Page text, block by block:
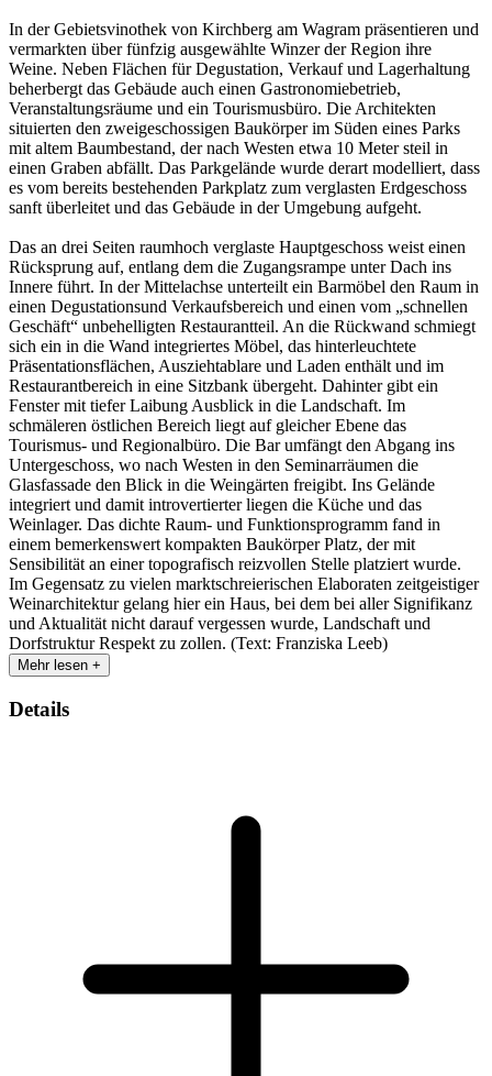
In der Gebietsvinothek von Kirchberg am Wagram präsentieren und
vermarkten über fünfzig ausgewählte Winzer der Region ihre
Weine. Neben Flächen für Degustation, Verkauf und Lagerhaltung
beherbergt das Gebäude auch einen Gastronomiebetrieb,
Veranstaltungsräume und ein Tourismusbüro. Die Architekten
situierten den zweigeschossigen Baukörper im Süden eines Parks
mit altem Baumbestand, der nach Westen etwa 10 Meter steil in
einen Graben abfällt. Das Parkgelände wurde derart modelliert, dass
es vom bereits bestehenden Parkplatz zum verglasten Erdgeschoss
sanft überleitet und das Gebäude in der Umgebung aufgeht.
Das an drei Seiten raumhoch verglaste Hauptgeschoss weist einen
Rücksprung auf, entlang dem die Zugangsrampe unter Dach ins
Innere führt. In der Mittelachse unterteilt ein Barmöbel den Raum in
einen Degustationsund Verkaufsbereich und einen vom „schnellen
Geschäft“ unbehelligten Restaurantteil. An die Rückwand schmiegt
sich ein in die Wand integriertes Möbel, das hinterleuchtete
Präsentationsflächen, Ausziehtablare und Laden enthält und im
Restaurantbereich in eine Sitzbank übergeht. Dahinter gibt ein
Fenster mit tiefer Laibung Ausblick in die Landschaft. Im
schmäleren östlichen Bereich liegt auf gleicher Ebene das
Tourismus- und Regionalbüro. Die Bar umfängt den Abgang ins
Untergeschoss, wo nach Westen in den Seminarräumen die
Glasfassade den Blick in die Weingärten freigibt. Ins Gelände
integriert und damit introvertierter liegen die Küche und das
Weinlager. Das dichte Raum- und Funktionsprogramm fand in
einem bemerkenswert kompakten Baukörper Platz, der mit
Sensibilität an einer topografisch reizvollen Stelle platziert wurde.
Im Gegensatz zu vielen marktschreierischen Elaboraten zeitgeistiger
Weinarchitektur gelang hier ein Haus, bei dem bei aller Signifikanz
und Aktualität nicht darauf vergessen wurde, Landschaft und
Dorfstruktur Respekt zu zollen. (Text: Franziska Leeb)
Mehr lesen +
Details